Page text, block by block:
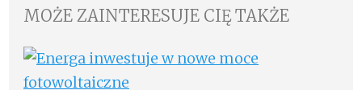
MOŻE ZAINTERESUJE CIĘ TAKŻE